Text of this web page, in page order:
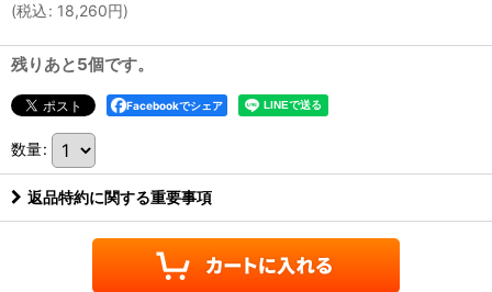
(税込: 18,260円)
残りあと5個です。
Facebookでシェア
数量:
返品特約に関する重要事項